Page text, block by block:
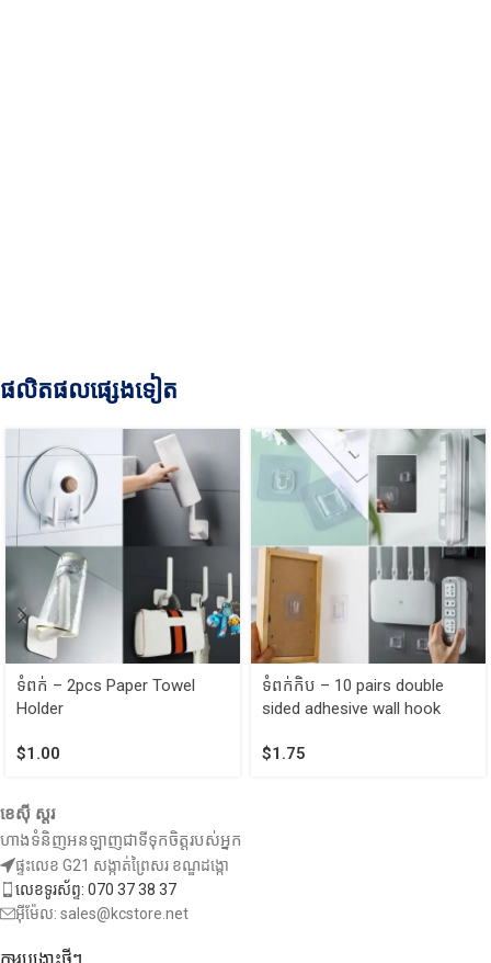
ផលិតផលផ្សេងទៀត
ទំពក់ – 2pcs Paper Towel
Holder
$1.00
ទំពក់កិប – 10 pairs double
sided adhesive wall hook
$1.75
ខេស៊ី ស្តរ
ហាងទំនិញអនឡាញជាទីទុកចិត្តរបស់អ្នក
ផ្ទះលេខ G21 សង្កាត់ព្រៃសរ ខណ្ឌដង្កោ
លេខទូរស័ព្ទ: 070 37 38 37
អ៊ីម៉ែល: sales@kcstore.net